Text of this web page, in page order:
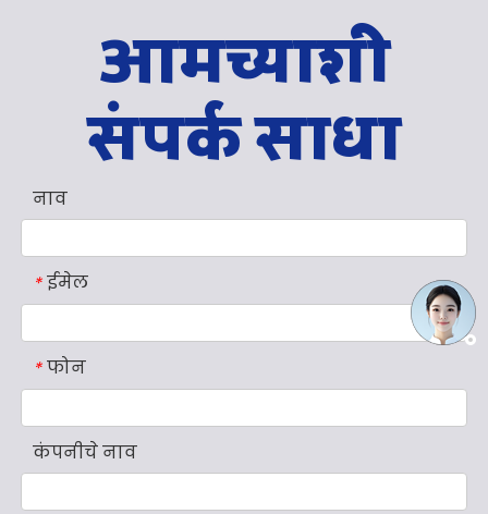
आमच्याशी
संपर्क साधा
नाव
* ईमेल
* फोन
कंपनीचे नाव